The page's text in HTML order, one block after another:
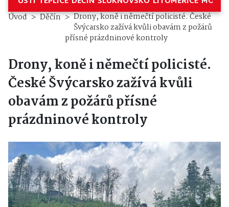
Úvod Děčín
Drony, koně i němečtí policisté. České
Švýcarsko zažívá kvůli obavám z požárů
přísné prázdninové kontroly
Drony, koně i němečtí policisté.
České Švýcarsko zažívá kvůli
obavám z požárů přísné
prázdninové kontroly